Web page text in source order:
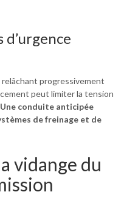
progressivement
peut limiter la tension
Une conduite anticipée
de freinage et de
vidange du